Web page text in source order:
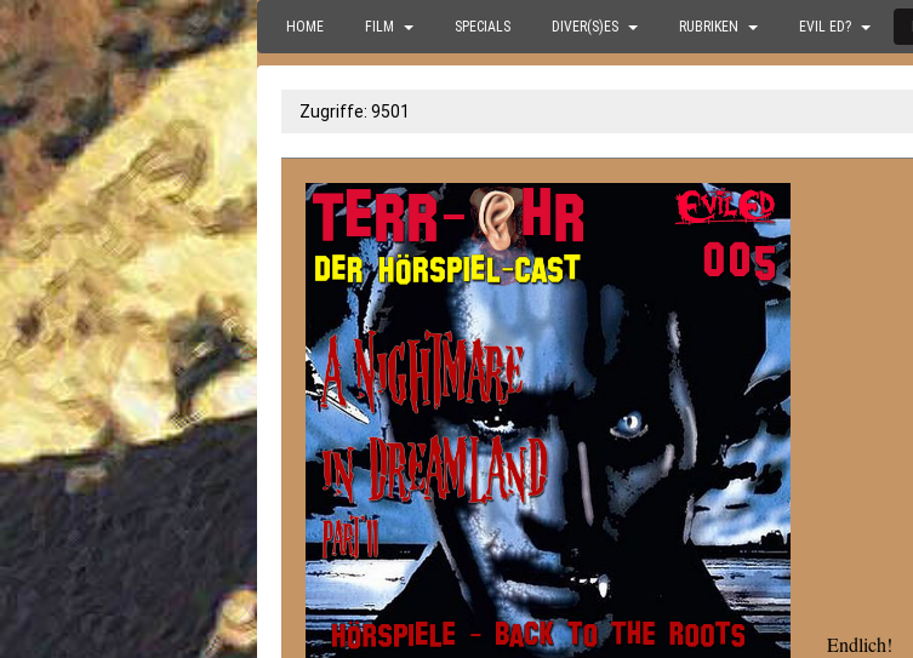
HOME FILM SPECIALS DIVER(S)ES RUBRIKEN EVIL ED?
Zugriffe: 9501
Endlich!